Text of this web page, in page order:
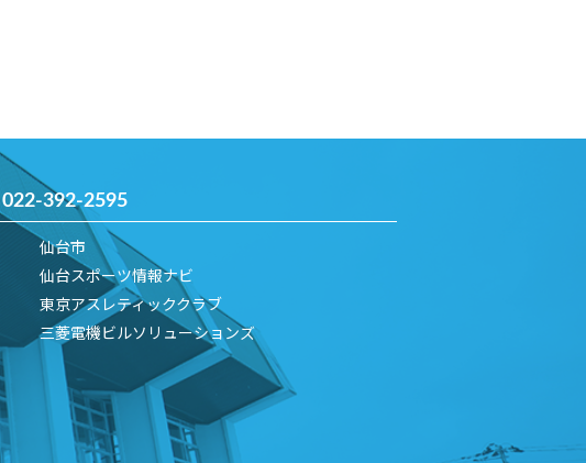
022-392-2595
仙台市
仙台スポーツ情報ナビ
東京アスレティッククラブ
三菱電機ビルソリューションズ